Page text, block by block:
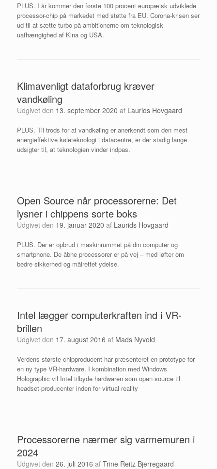
PLUS. I år kommer den første 100 procent europæisk udviklede
processor-chip på markedet med støtte fra EU. Corona-krisen ser
ud til at sætte turbo på ambitionerne om teknologisk
uafhængighed af Kina og USA.
Klimavenligt dataforbrug kræver
vandkøling
Udgivet den 13. september 2020 af Laurids Hovgaard
PLUS. Til trods for at vandkøling er anerkendt som den mest
energieffektive køleteknologi i datacentre, er der stadig lange
udsigter til, at teknologien vinder indpas.
Open Source når processorerne: Det
lysner i chippens sorte boks
Udgivet den 19. januar 2020 af Laurids Hovgaard
PLUS. Der er opbrud i maskin­rummet på din computer og
smartphone. De åbne processorer er på vej – med løfter om
bedre sikkerhed og målrettet ydelse.
Intel lægger computerkraften ind i VR-
brillen
Udgivet den 17. august 2016 af Mads Nyvold
Verdens største chipproducent har præsenteret en prototype for
en ny type VR-hardware. I kombination med Windows
Holographic vil Intel tilbyde hardwaren som open source til
headset-producenter inden for virtual reality
Processorerne nærmer sig varmemuren i
2024
Udgivet den 26. juli 2016 af Trine Reitz Bjerregaard